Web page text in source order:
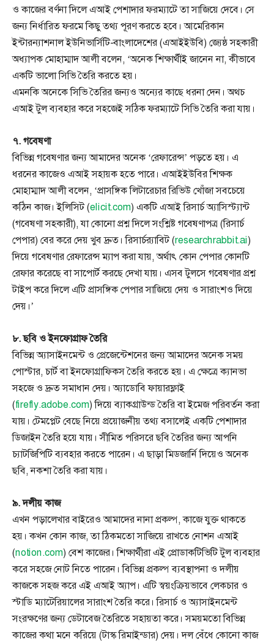
ও কাজের বর্ণনা দিলে এআই পেশাদার ফরম্যাটে তা সাজিয়ে দেবে। সে
জন্য নির্ধারিত ফরমে কিছু তথ্য পূরণ করতে হবে। আমেরিকান
ইন্টারন্যাশনাল ইউনিভার্সিটি-বাংলাদেশের (এআইইউবি) জ্যেষ্ঠ সহকারী
অধ্যাপক মোহাম্মাদ আলী বলেন, ‘অনেক শিক্ষার্থীই জানেন না, কীভাবে
একটি ভালো সিভি তৈরি করতে হয়।
এমনকি অনেকে সিভি তৈরির জন্যও অন্যের কাছে ধরনা দেন। অথচ
এআই টুল ব্যবহার করে সহজেই সঠিক ফরম্যাটে সিভি তৈরি করা যায়।
৭. গবেষণা
বিভিন্ন গবেষণার জন্য আমাদের অনেক ‘রেফারেন্স’ পড়তে হয়। এ
ধরনের কাজেও এআই সহায়ক হতে পারে। এআইইউবির শিক্ষক
মোহাম্মাদ আলী বলেন, ‘প্রাসঙ্গিক লিটারেচার রিভিউ খোঁজা সবচেয়ে
কঠিন কাজ। ইলিসিট (elicit.com) একটি এআই রিসার্চ অ্যাসিস্ট্যান্ট
(গবেষণা সহকারী), যা কোনো প্রশ্ন দিলে সংশ্লিষ্ট গবেষণাপত্র (রিসার্চ
পেপার) বের করে দেয় খুব দ্রুত। রিসার্চর‍্যাবিট (researchrabbit.ai)
দিয়ে গবেষণার রেফারেন্স ম্যাপ করা যায়, অর্থাৎ কোন পেপার কোনটি
রেফার করেছে বা সাপোর্ট করছে দেখা যায়। এসব টুলসে গবেষণার প্রশ্ন
টাইপ করে দিলে এটি প্রাসঙ্গিক পেপার সাজিয়ে দেয় ও সারাংশও দিয়ে
দেয়।’
৮. ছবি ও ইনফোগ্রাফ তৈরি
বিভিন্ন অ্যাসাইনমেন্ট ও প্রেজেন্টেশনের জন্য আমাদের অনেক সময়
পোস্টার, চার্ট বা ইনফোগ্রাফিকস তৈরি করতে হয়। এ ক্ষেত্রে ক্যানভা
সহজে ও দ্রুত সমাধান দেয়। অ্যাডোবি ফায়ারফ্লাই
(firefly.adobe.com) দিয়ে ব্যাকগ্রাউন্ড তৈরি বা ইমেজ পরিবর্তন করা
যায়। টেমপ্লেট বেছে নিয়ে প্রয়োজনীয় তথ্য বসালেই একটি পেশাদার
ডিজাইন তৈরি হয়ে যায়। সীমিত পরিসরে ছবি তৈরির জন্য আপনি
চ্যাটজিপিটি ব্যবহার করতে পারেন। এ ছাড়া মিডজার্নি দিয়েও অনেক
ছবি, নকশা তৈরি করা যায়।
৯. দলীয় কাজ
এখন পড়ালেখার বাইরেও আমাদের নানা প্রকল্প, কাজে যুক্ত থাকতে
হয়। কখন কোন কাজ, তা ঠিকমতো সাজিয়ে রাখতে নোশন এআই
(notion.com) বেশ কাজের। শিক্ষার্থীরা এই প্রোডাকটিভিটি টুল ব্যবহার
করে সহজে নোট নিতে পারেন। বিভিন্ন প্রকল্প ব্যবস্থাপনা ও দলীয়
কাজকে সহজ করে এই এআই অ্যাপ। এটি স্বয়ংক্রিয়ভাবে লেকচার ও
স্টাডি ম্যাটেরিয়ালের সারাংশ তৈরি করে। রিসার্চ ও অ্যাসাইনমেন্ট
সংরক্ষণের জন্য ডেটাবেজ তৈরিতে সহায়তা করে। সময়মতো বিভিন্ন
কাজের কথা মনে করিয়ে (টাস্ক রিমাইন্ডার) দেয়। দল বেঁধে কোনো কাজ